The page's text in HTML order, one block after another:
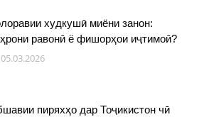
худкушӣ миёни занон:
равонӣ ё фишорҳои иҷтимоӣ?
05.03.2026
пиряхҳо дар Тоҷикистон чӣ